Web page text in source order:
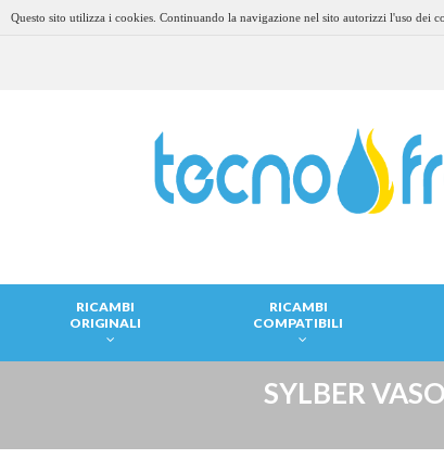
Questo sito utilizza i cookies. Continuando la navigazione nel sito autorizzi l'uso dei
RICAMBI
ORIGINALI
RICAMBI
COMPATIBILI
SYLBER